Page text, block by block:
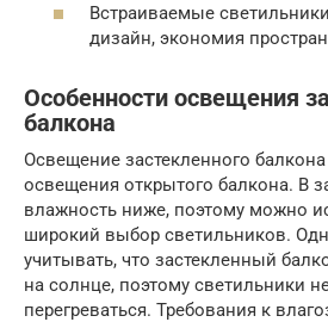
Встраиваемые
дизайн, экономия
Особенности освещения
балкона
Освещение застекленного балкона
освещения открытого балкона. В
влажность ниже, поэтому можно
широкий выбор светильников.
учитывать, что застекленный
на солнце, поэтому светильники
перегреваться. Требования к